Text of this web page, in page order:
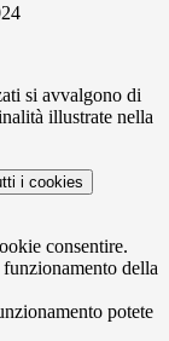
si avvalgono di
illustrate nella
i cookies
consentire.
della
potete